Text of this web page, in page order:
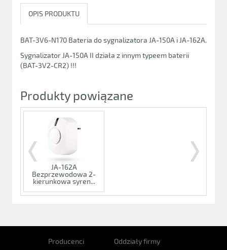
OPIS PRODUKTU
BAT-3V6-N170 Bateria do sygnalizatora JA-150A i JA-162A.
Sygnalizator JA-150A II działa z innym typeem baterii
(BAT-3V2-CR2) !!!
Produkty powiązane
JA-162A
Bezprzewodowa 2-
kierunkowa syren...
Producenci Oddziały firmy